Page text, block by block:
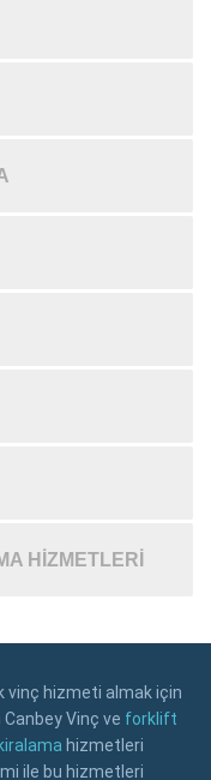
HIZMETLERI
vinç hizmeti almak için
Vinç ve forklift
hizmetleri
ile bu hizmetleri